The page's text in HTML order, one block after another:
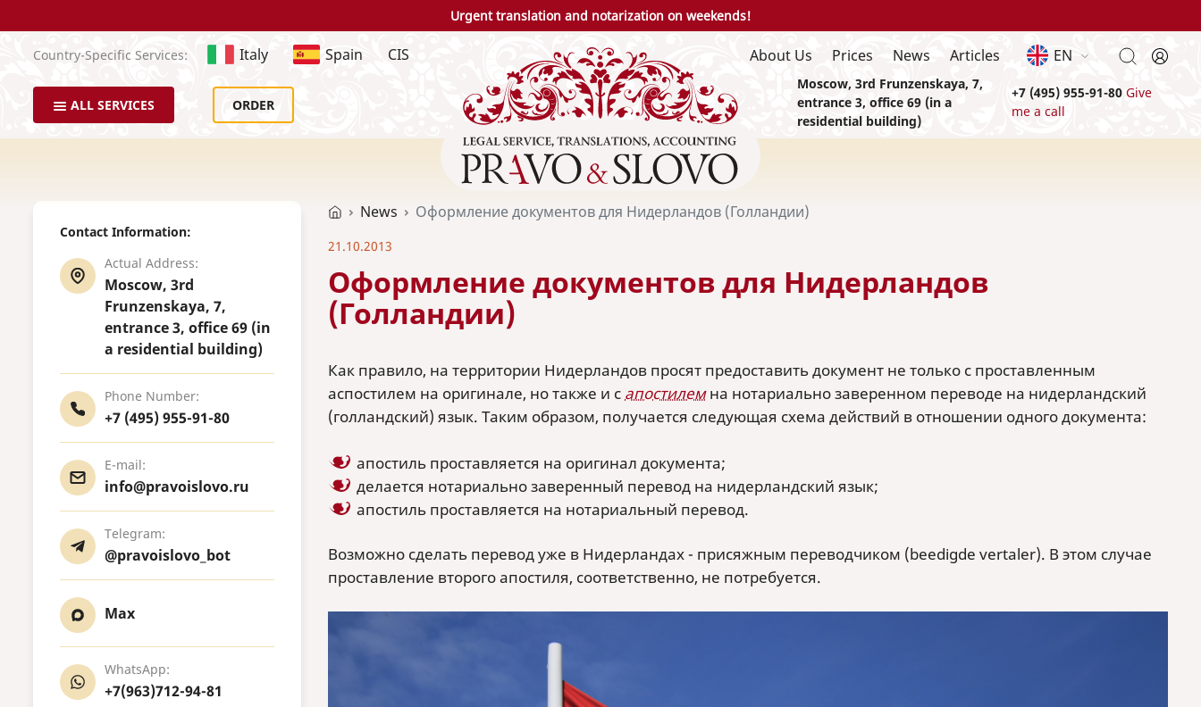
Urgent translation and notarization on weekends!
Country-Specific Services: Italy Spain CIS
ALL SERVICES ORDER
About Us Prices News Articles EN
Moscow, 3rd Frunzenskaya, 7,
entrance 3, office 69 (in a
residential building)
+7 (495) 955-91-80 Give
me a call
Contact Information:
Actual Address:
Moscow, 3rd
Frunzenskaya, 7,
entrance 3, office 69 (in
a residential building)
Phone Number:
+7 (495) 955-91-80
E-mail:
info@pravoislovo.ru
Telegram:
@pravoislovo_bot
Max
WhatsApp:
+7(963)712-94-81
News Оформление документов для Нидерландов (Голландии)
21.10.2013
Оформление документов для Нидерландов
(Голландии)
Как правило, на территории Нидерландов просят предоставить документ не только с проставленным
аспостилем на оригинале, но также и с апостилемна нотариально заверенном переводе на нидерландский
(голландский) язык. Таким образом, получается следующая схема действий в отношении одного документа:
апостиль проставляется на оригинал документа;
делается нотариально заверенный перевод на нидерландский язык;
апостиль проставляется на нотариальный перевод.
Возможно сделать перевод уже в Нидерландах - присяжным переводчиком (beedigde vertaler). В этом случае
проставление второго апостиля, соответственно, не потребуется.